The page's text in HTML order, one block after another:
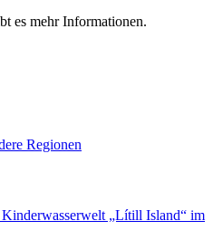
es mehr Informationen.
Regionen
„Lítill Island“ im